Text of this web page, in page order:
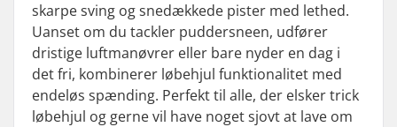
skarpe sving og snedækkede pister med lethed.
Uanset om du tackler puddersneen, udfører
dristige luftmanøvrer eller bare nyder en dag i
det fri, kombinerer løbehjul funktionalitet med
endeløs spænding. Perfekt til alle, der elsker trick
løbehjul og gerne vil have noget sjovt at lave om